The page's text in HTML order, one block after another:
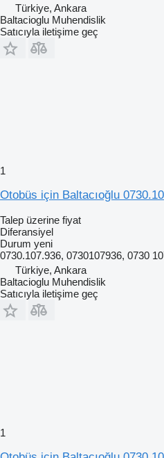
Türkiye, Ankara
Baltacioglu Muhendislik
Satıcıyla iletişime geç
1
Otobüs için Baltacıoğlu
Talep üzerine fiyat
Diferansiyel
Durum yeni
0730.107.936, 0730107936, 0730
Türkiye, Ankara
Baltacioglu Muhendislik
Satıcıyla iletişime geç
1